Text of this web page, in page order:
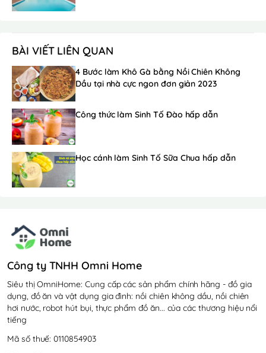
BÀI VIẾT LIÊN QUAN
4 Bước làm Khô Gà bằng Nồi Chiên Không
Dầu tại nhà cực ngon đơn giản 2023
Công thức làm Sinh Tố Đào hấp dẫn
Học cánh làm Sinh Tố Sữa Chua hấp dẫn
Công ty TNHH Omni Home
Siêu thị OmniHome: Cung cấp các sản phẩm chính hãng - đồ gia
dụng, đồ ăn và vật dụng gia đình: nồi chiên không dầu, nồi chiên
hơi nước, robot hút bụi, thực phẩm đồ ăn... của các thương hiệu nổi
tiếng
Mã số thuế: 0110854903